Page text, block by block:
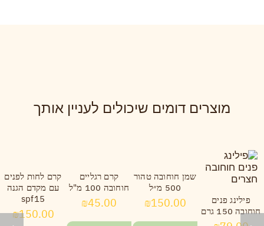
מוצרים דומים שיכולים לעניין אותך
פילינג פנים
חוחובה 150 גרם
שמן חוחובה טהור
500 מ״ל
₪150.00
קרם רגליים
חוחובה 100 מ"ל
₪45.00
קרם לחות לפנים
עם מקדם הגנה
spf15
₪150.00